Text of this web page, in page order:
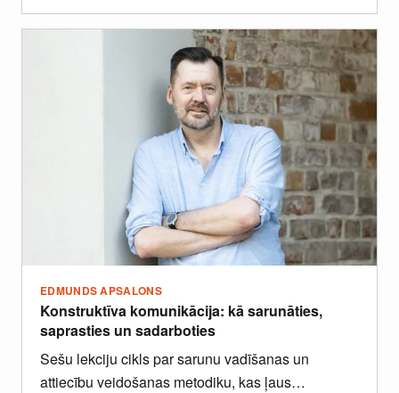
EDMUNDS APSALONS
Konstruktīva komunikācija: kā sarunāties,
saprasties un sadarboties
Sešu lekciju cikls par sarunu vadīšanas un
attiecību veidošanas metodiku, kas ļaus